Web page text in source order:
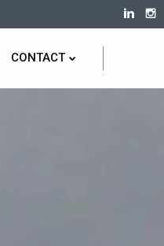
CONTACT